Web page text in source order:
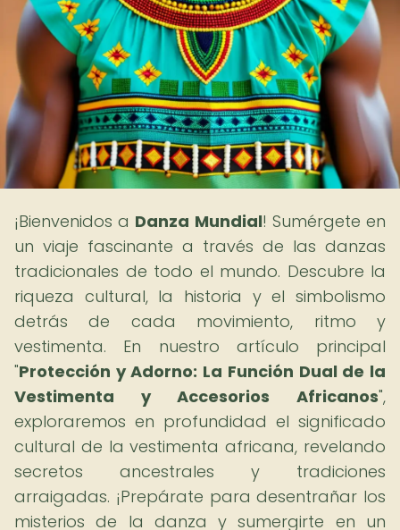
¡Bienvenidos a Danza Mundial! Sumérgete en
un viaje fascinante a través de las danzas
tradicionales de todo el mundo. Descubre la
riqueza cultural, la historia y el simbolismo
detrás de cada movimiento, ritmo y
vestimenta. En nuestro artículo principal
"Protección y Adorno: La Función Dual de la
Vestimenta y Accesorios Africanos",
exploraremos en profundidad el significado
cultural de la vestimenta africana, revelando
secretos ancestrales y tradiciones
arraigadas. ¡Prepárate para desentrañar los
misterios de la danza y sumergirte en un